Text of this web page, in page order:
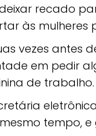
recado
às
vezes antes
em pedir
de trabalho.
tempo,